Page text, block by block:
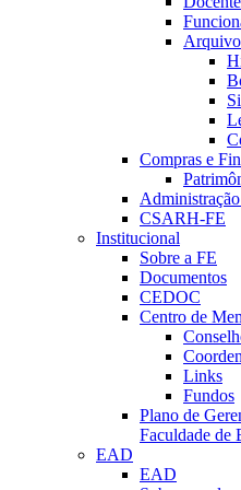
Compras e
CSARH-FE
Institucional
Sobre a FE
Documentos
CEDOC
Centro de
Links
Fundos
Plano de
Faculdade de
EAD
EAD